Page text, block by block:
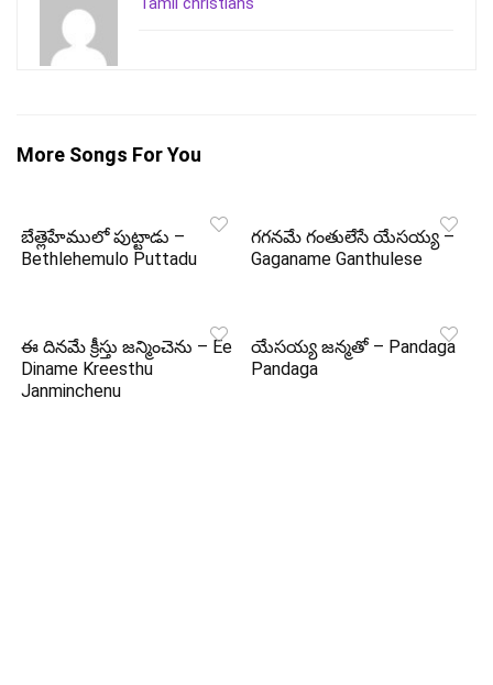
More Songs For You
బేత్లెహేములో పుట్టాడు –
Bethlehemulo Puttadu
గగనమే గంతులేసే యేసయ్య –
Gaganame Ganthulese
ఈ దినమే క్రీస్తు జన్మించెను – Ee
Diname Kreesthu
Janminchenu
యేసయ్య జన్మతో – Pandaga
Pandaga